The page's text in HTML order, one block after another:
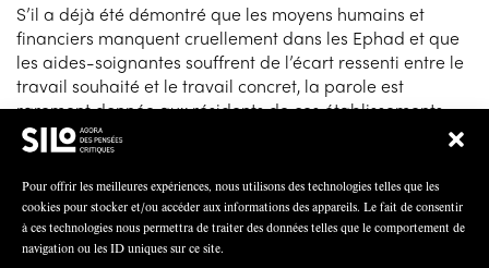
Pour offrir les meilleures expériences, nous utilisons des technologies telles que les
cookies pour stocker et/ou accéder aux informations des appareils. Le fait de consentir
à ces technologies nous permettra de traiter des données telles que le comportement de
navigation ou les ID uniques sur ce site.
S’il a déjà été démontré que les moyens humains et
financiers manquent cruellement dans les Ephad et que
les aides-soignantes souffrent de l’écart ressenti entre le
travail souhaité et le travail concret, la parole est
rarement donnée aux résidents de ces établissements.
Grâce à son enquête, Valentine Trépied a pu analyser la
relation qu’ils nouent avec le personnel soignant. De
cette analyse, elle a dégagé trois formes d’expériences
qui découlent des ressources socio-économiques
mobilisables. Elle nous éclaire ainsi sur des formes
d’inégalités sociales encore trop méconnues.